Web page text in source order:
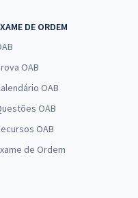
DE ORDEM
OAB
OAB
OAB
OAB
de Ordem